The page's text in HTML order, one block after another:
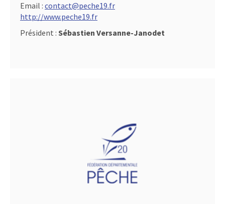
Email : contact@peche19.fr
http://www.peche19.fr
Président : Sébastien Versanne-Janodet